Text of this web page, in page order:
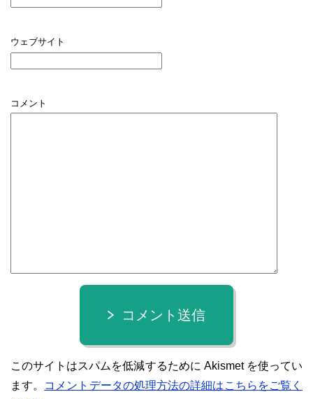
ウェブサイト
コメント
コメント送信
このサイトはスパムを低減するために Akismet を使ってい
ます。
コメントデータの処理方法の詳細はこちらをご覧く